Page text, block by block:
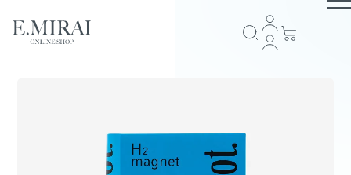
商品ラインナップ